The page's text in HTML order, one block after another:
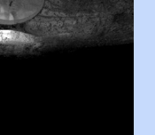
bir kız çocuğu
Kulübü
etrafına bakıyor.
Demirspor’un 4
1973 – 1975